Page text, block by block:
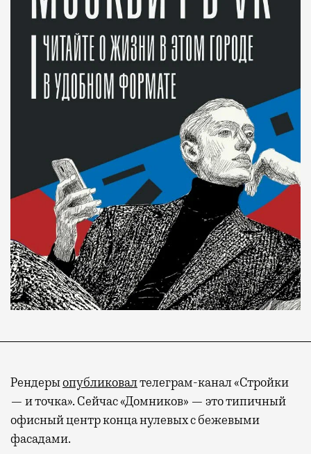
Рендерыопубликовалтелеграм-канал «Стройки
— и точка». Сейчас «Домников» — это типичный
офисный центр конца нулевых с бежевыми
фасадами.